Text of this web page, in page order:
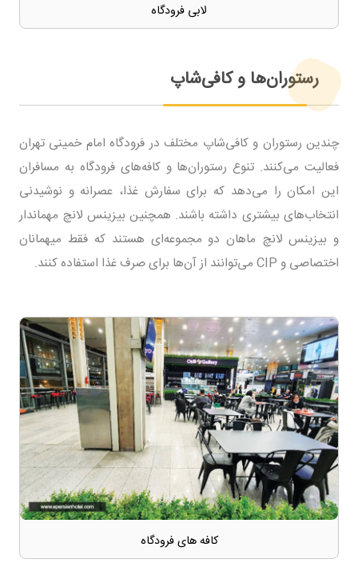
لابی فرودگاه
رستوران‌ها و کافی‌شاپ
چندین رستوران و کافی‌شاپ مختلف در فرودگاه امام خمینی تهران
فعالیت می‌کنند. تنوع رستوران‌ها و کافه‌های فرودگاه به مسافران
این امکان را می‌دهد که برای سفارش غذا، عصرانه‌ و نوشیدنی‌
انتخاب‌های بیشتری داشته باشند. همچنین بیزینس لانچ مهماندار
و بیزینس لانچ ماهان دو مجموعه‌ای هستند که فقط میهمانان
اختصاصی و CIP می‌توانند از آن‌ها برای صرف غذا استفاده کنند.
کافه های فرودگاه